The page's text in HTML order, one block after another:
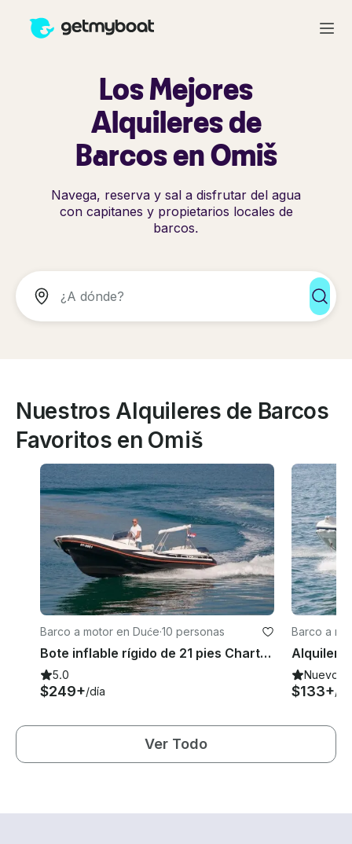
Los Mejores
Alquileres de
Barcos en Omiš
Navega, reserva y sal a disfrutar del agua
con capitanes y propietarios locales de
barcos.
Nuestros Alquileres de Barcos
Favoritos en Omiš
Barco a motor en Duće·10 personas
Bote inflable rígido de 21 pies Charter en Duce, Split-Dalmacia
5.0
$249+/día
Barco a
Nuevo
$133+/
Ver Todo